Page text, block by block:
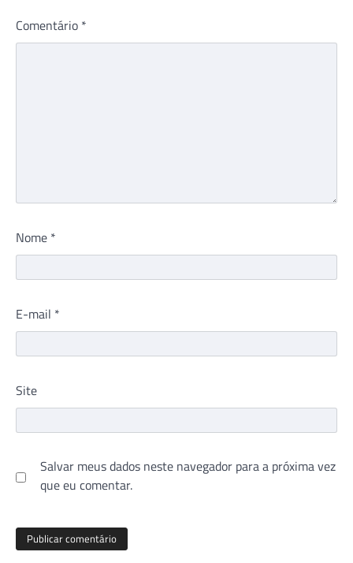
Comentário *
Nome *
E-mail *
Site
Salvar meus dados neste navegador para a próxima vez
que eu comentar.